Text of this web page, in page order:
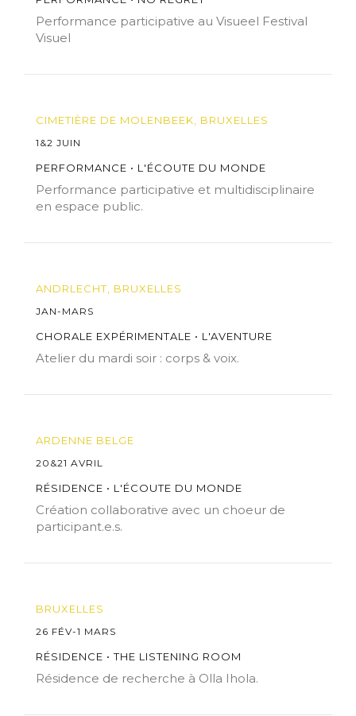
Performance participative au Visueel Festival
Visuel
CIMETIÈRE DE MOLENBEEK, BRUXELLES
1&2 JUIN
PERFORMANCE • L'ÉCOUTE DU MONDE
Performance participative et multidisciplinaire
en espace public.
ANDRLECHT, BRUXELLES
JAN-MARS
CHORALE EXPÉRIMENTALE • L'AVENTURE
Atelier du mardi soir : corps & voix.
ARDENNE BELGE
20&21 AVRIL
RÉSIDENCE • L'ÉCOUTE DU MONDE
Création collaborative avec un choeur de
participant.e.s.
BRUXELLES
26 FÉV-1 MARS
RÉSIDENCE • THE LISTENING ROOM
Résidence de recherche à Olla Ihola.